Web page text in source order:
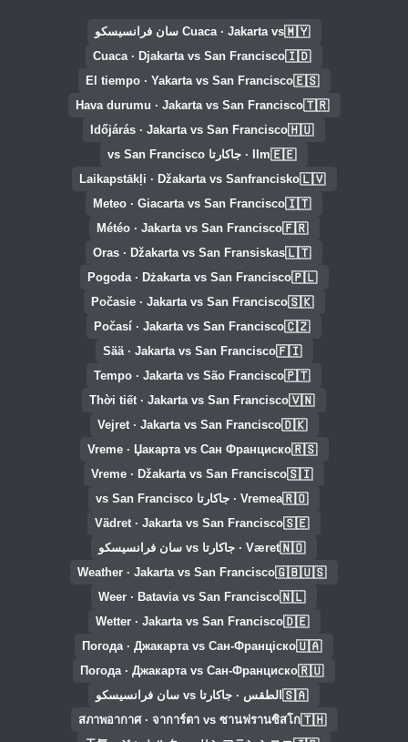
🇲🇾Cuaca · Jakarta vs سان فرانسيسكو
🇮🇩
Cuaca · Djakarta vs San Francisco
🇪🇸
El tiempo · Yakarta vs San Francisco
🇹🇷
Hava durumu · Jakarta vs San Francisco
🇭🇺
Időjárás · Jakarta vs San Francisco
🇪🇪Ilm · جاكارتا vs San Francisco
🇱🇻
Laikapstākļi · Džakarta vs Sanfrancisko
🇮🇹
Meteo · Giacarta vs San Francisco
🇫🇷
Météo · Jakarta vs San Francisco
🇱🇹
Oras · Džakarta vs San Fransiskas
🇵🇱
Pogoda · Dżakarta vs San Francisco
🇸🇰
Počasie · Jakarta vs San Francisco
🇨🇿
Počasí · Jakarta vs San Francisco
🇫🇮
Sää · Jakarta vs San Francisco
🇵🇹
Tempo · Jakarta vs São Francisco
🇻🇳
Thời tiết · Jakarta vs San Francisco
🇩🇰
Vejret · Jakarta vs San Francisco
🇷🇸
Vreme · Џакарта vs Сан Франциско
🇸🇮
Vreme · Džakarta vs San Francisco
🇷🇴Vremea · جاكارتا vs San Francisco
🇸🇪
Vädret · Jakarta vs San Francisco
🇳🇴Været · جاكارتا vs سان فرانسيسكو
🇬🇧🇺🇸
Weather · Jakarta vs San Francisco
🇳🇱
Weer · Batavia vs San Francisco
🇩🇪
Wetter · Jakarta vs San Francisco
🇺🇦
Погода · Джакарта vs Сан-Франціско
🇷🇺
Погода · Джакарта vs Сан-Франциско
🇸🇦 الطقس · جاكارتا vs سان فرانسيسكو
🇹🇭
สภาพอากาศ · จาการ์ตา vs ซานฟรานซิสโก